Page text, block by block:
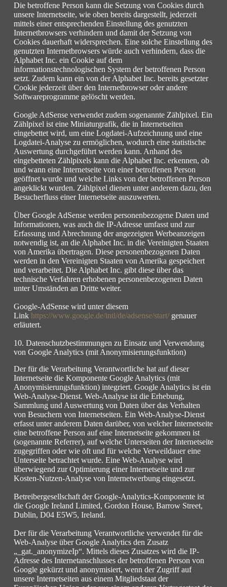
Die betroffene Person kann die Setzung von Cookies durch
unsere Internetseite, wie oben bereits dargestellt, jederzeit
mittels einer entsprechenden Einstellung des genutzten
Internetbrowsers verhindern und damit der Setzung von
Cookies dauerhaft widersprechen. Eine solche Einstellung des
genutzten Internetbrowsers würde auch verhindern, dass die
Alphabet Inc. ein Cookie auf dem
informationstechnologischen System der betroffenen Person
setzt. Zudem kann ein von der Alphabet Inc. bereits gesetzter
Cookie jederzeit über den Internetbrowser oder andere
Softwareprogramme gelöscht werden.
Google AdSense verwendet zudem sogenannte Zählpixel. Ein
Zählpixel ist eine Miniaturgrafik, die in Internetseiten
eingebettet wird, um eine Logdatei-Aufzeichnung und eine
Logdatei-Analyse zu ermöglichen, wodurch eine statistische
Auswertung durchgeführt werden kann. Anhand des
eingebetteten Zählpixels kann die Alphabet Inc. erkennen, ob
und wann eine Internetseite von einer betroffenen Person
geöffnet wurde und welche Links von der betroffenen Person
angeklickt wurden. Zählpixel dienen unter anderem dazu, den
Besucherfluss einer Internetseite auszuwerten.
Über Google AdSense werden personenbezogene Daten und
Informationen, was auch die IP-Adresse umfasst und zur
Erfassung und Abrechnung der angezeigten Werbeanzeigen
notwendig ist, an die Alphabet Inc. in die Vereinigten Staaten
von Amerika übertragen. Diese personenbezogenen Daten
werden in den Vereinigten Staaten von Amerika gespeichert
und verarbeitet. Die Alphabet Inc. gibt diese über das
technische Verfahren erhobenen personenbezogenen Daten
unter Umständen an Dritte weiter.
Google-AdSense wird unter diesem
Link https://www.google.de/intl/de/adsense/start/genauer
erläutert.
10. Datenschutzbestimmungen zu Einsatz und Verwendung
von Google Analytics (mit Anonymisierungsfunktion)
Der für die Verarbeitung Verantwortliche hat auf dieser
Internetseite die Komponente Google Analytics (mit
Anonymisierungsfunktion) integriert. Google Analytics ist ein
Web-Analyse-Dienst. Web-Analyse ist die Erhebung,
Sammlung und Auswertung von Daten über das Verhalten
von Besuchern von Internetseiten. Ein Web-Analyse-Dienst
erfasst unter anderem Daten darüber, von welcher Internetseite
eine betroffene Person auf eine Internetseite gekommen ist
(sogenannte Referrer), auf welche Unterseiten der Internetseite
zugegriffen oder wie oft und für welche Verweildauer eine
Unterseite betrachtet wurde. Eine Web-Analyse wird
überwiegend zur Optimierung einer Internetseite und zur
Kosten-Nutzen-Analyse von Internetwerbung eingesetzt.
Betreibergesellschaft der Google-Analytics-Komponente ist
die Google Ireland Limited, Gordon House, Barrow Street,
Dublin, D04 E5W5, Ireland.
Der für die Verarbeitung Verantwortliche verwendet für die
Web-Analyse über Google Analytics den Zusatz
„_gat._anonymizeIp“. Mittels dieses Zusatzes wird die IP-
Adresse des Internetanschlusses der betroffenen Person von
Google gekürzt und anonymisiert, wenn der Zugriff auf
unsere Internetseiten aus einem Mitgliedstaat der